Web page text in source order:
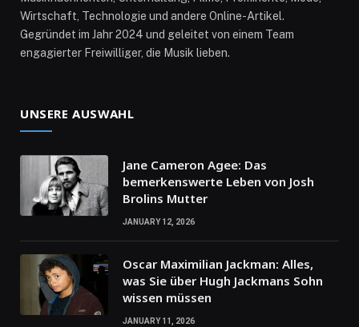
Wirtschaft, Technologie und andere Online-Artikel.
Gegründet im Jahr 2024 und geleitet von einem Team
engagierter Freiwilliger, die Musik lieben.
UNSERE AUSWAHL
Jane Cameron Agee: Das
bemerkenswerte Leben von Josh
Brolins Mutter
JANUARY 12, 2026
Oscar Maximilian Jackman: Alles,
was Sie über Hugh Jackmans Sohn
wissen müssen
JANUARY 11, 2026